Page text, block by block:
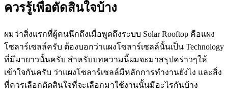
ควรรู้เพื่อตัดสินใจบ้าง
ผมว่าสิ่งแรกที่ผู้คนนึกถึงเมื่อพูดถึงระบบ Solar Rooftop คือแผง
โซลาร์เซลล์ครับ ต้องบอกว่าแผงโซลาร์เซลล์นั้นเป็น Technology
ที่มีมายาวนั้นครับ สำหรับบทความนี้ผมจะมาสรุปคร่าวๆให้
เข้าใจกันครับ ว่าแผงโซลาร์เซลล์มีหลักการทำงานยังไง และสิ่ง
ที่ควรเลือกตัดสินใจที่จะเลือกมาใช้งานนั้นมีอะไรกันบ้าง